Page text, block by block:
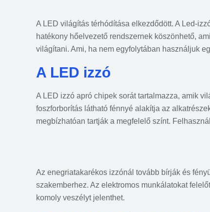
A LED világítás térhódítása elkezdődött. A Led-
hatékony hőelvezető rendszernek köszönhető,
világítani. Ami, ha nem egyfolytában használjuk
A LED izzó
A LED izzó apró chipek sorát tartalmazza, amik
foszforborítás látható fénnyé alakítja az
megbízhatóan tartják a megfelelő színt.
Az enegriatakarékos izzónál tovább bírják és
szakemberhez. Az elektromos munkálatokat
komoly veszélyt jelenthet.